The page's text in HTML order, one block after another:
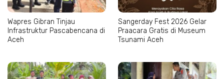
Wapres Gibran Tinjau
Infrastruktur Pascabencana di
Aceh
Sangerday Fest 2026 Gelar
Praacara Gratis di Museum
Tsunami Aceh